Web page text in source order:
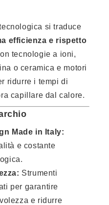
si traduce
efficienza e rispetto
tecnologie a ioni,
o ceramica e motori
ridurre i tempi di
capillare dal calore.
Made in Italy:
e costante
Strumenti
per garantire
e ridurre